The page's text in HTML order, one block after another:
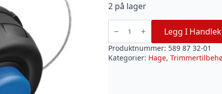
2 på lager
TRIMMERHODE
M8
(115IL)
antall
Legg I
Produktnummer: 589 87 32-01
Kategorier: Hage,